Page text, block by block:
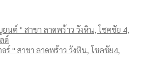
นต์ " สาขา ลาดพร้าว วังหิน, โชคชัย 4,
ด์
ร์ " สาขา ลาดพร้าว วังหิน, โชคชัย4,